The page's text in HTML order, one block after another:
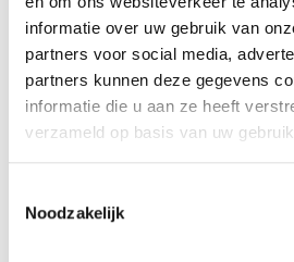
informatie over uw gebruik van
partners voor social media,
partners kunnen deze gegevens
informatie die u aan ze heeft
verzameld op basis van uw
Noodzakelijk
Louvain-la-Neuve
Naninne
Ninove
Olen
Sint-Katelijne-Waver